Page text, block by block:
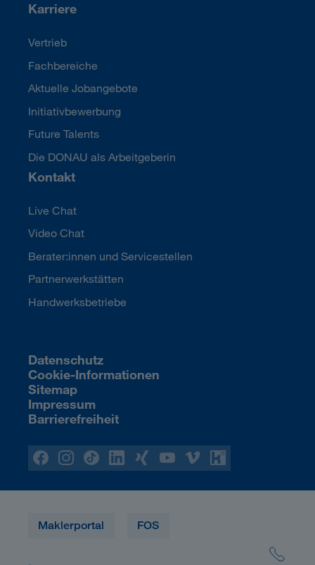
Maklerportal FOS
Karriere
Vertrieb
Fachbereiche
Aktuelle Jobangebote
Initiativbewerbung
Future Talents
Die DONAU als Arbeitgeberin
Kontakt
Live Chat
Video Chat
Berater:innen und Servicestellen
Partnerwerkstätten
Handwerksbetriebe
Datenschutz
Cookie-Informationen
Sitemap
Impressum
Barrierefreiheit